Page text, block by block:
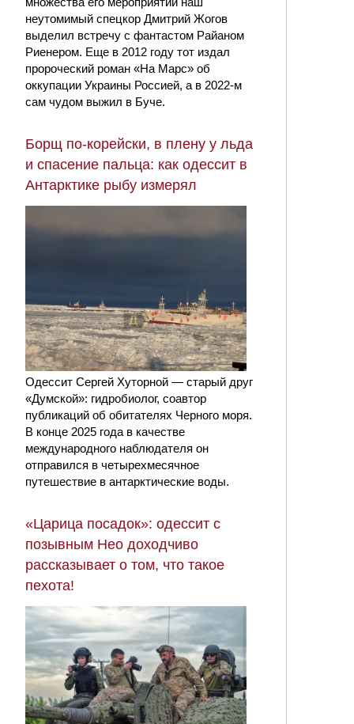
неутомимый спецкор Дмитрий Жогов
выделил встречу с фантастом Райаном
Риенером. Еще в 2012 году тот издал
пророческий роман «На Марс» об
оккупации Украины Россией, а в 2022-м
сам чудом выжил в Буче.
Борщ по-корейски, в плену у льда
и спасение пальца: как одессит в
Антарктике рыбу измерял
Одессит Сергей Хуторной — старый друг
«Думской»: гидробиолог, соавтор
публикаций об обитателях Черного моря.
В конце 2025 года в качестве
международного наблюдателя он
отправился в четырехмесячное
путешествие в антарктические воды.
«Царица посадок»: одессит с
позывным Нео доходчиво
рассказывает о том, что такое
пехота!